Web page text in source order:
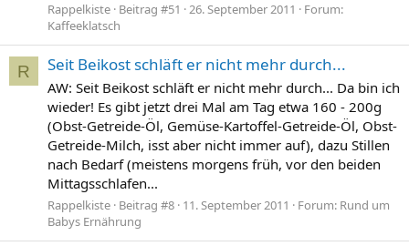
Rappelkiste Beitrag #51 26. September 2011
Forum:
Kaffeeklatsch
R Seit Beikost schläft er nicht mehr durch...
AW: Seit Beikost schläft er nicht mehr durch... Da bin ich
wieder! Es gibt jetzt drei Mal am Tag etwa 160 - 200g
(Obst-Getreide-Öl, Gemüse-Kartoffel-Getreide-Öl, Obst-
Getreide-Milch, isst aber nicht immer auf), dazu Stillen
nach Bedarf (meistens morgens früh, vor den beiden
Mittagsschlafen...
Rappelkiste Beitrag #8 11. September 2011 Forum: Rund um
Babys Ernährung